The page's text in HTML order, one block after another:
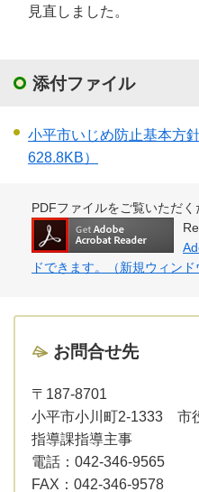
見直しました。
添付ファイル
小平市いじめ防止基本方
628.8KB）
PDFファイルをご覧いただ
ドできます。（新規ウィンド
お問合せ先
〒187-8701
小平市小川町2-1333 市
指導課指導主事
電話： 042-346-9565
FAX： 042-346-9578